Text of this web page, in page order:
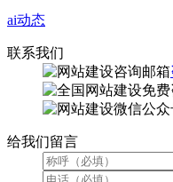
ai动态
联系我们
微信公
给我们留言